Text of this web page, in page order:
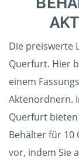
Die preiswerte
Querfurt. Hier
einem
Aktenordnern.
Querfurt
Behälter für 10
vor, indem Sie